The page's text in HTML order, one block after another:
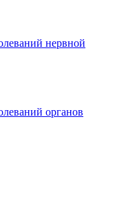
нервной
органов